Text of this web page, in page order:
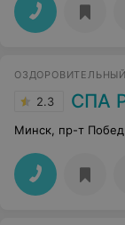
2.3 СПА
Минск, пр-т